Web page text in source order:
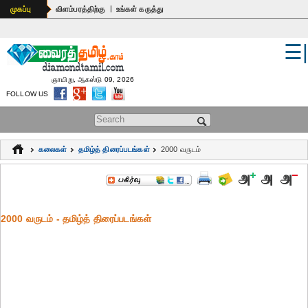
உலகம்
பொதுஅறிவு
கல்வி
ஆன்மிகம்
மருத்துவம்
முகப்பு விளம்பரத்திற்கு | உங்கள் கருத்து
Search form
☰|
ஞாயிறு, ஆகஸ்டு 09, 2026
FOLLOW US
கலைகள் தமிழ்த் திரைப்படங்கள் 2000 வருடம்
2000 வருடம் - தமிழ்த் திரைப்படங்கள்